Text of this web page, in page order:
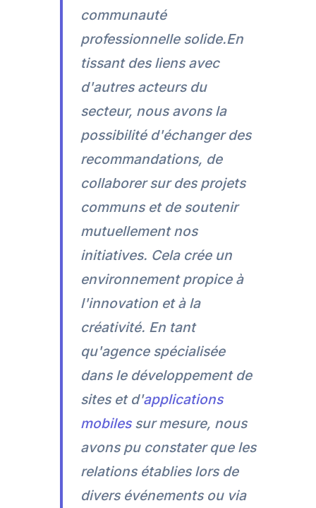
communauté
professionnelle solide.En
tissant des liens avec
d'autres acteurs du
secteur, nous avons la
possibilité d'échanger des
recommandations, de
collaborer sur des projets
communs et de soutenir
mutuellement nos
initiatives. Cela crée un
environnement propice à
l'innovation et à la
créativité. En tant
qu'agence spécialisée
dans le développement de
sites et d'applications
mobilessur mesure, nous
avons pu constater que les
relations établies lors de
divers événements ou via